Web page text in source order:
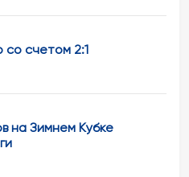
счетом 2:1
на Зимнем Кубке